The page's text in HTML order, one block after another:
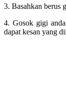
3. Basahkan berus
4. Gosok gigi
dapat kesan yang